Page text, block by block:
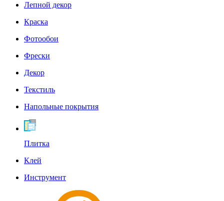
Лепной декор
Краска
Фотообои
Фрески
Декор
Текстиль
Напольные покрытия
Плитка
Клей
Инструмент